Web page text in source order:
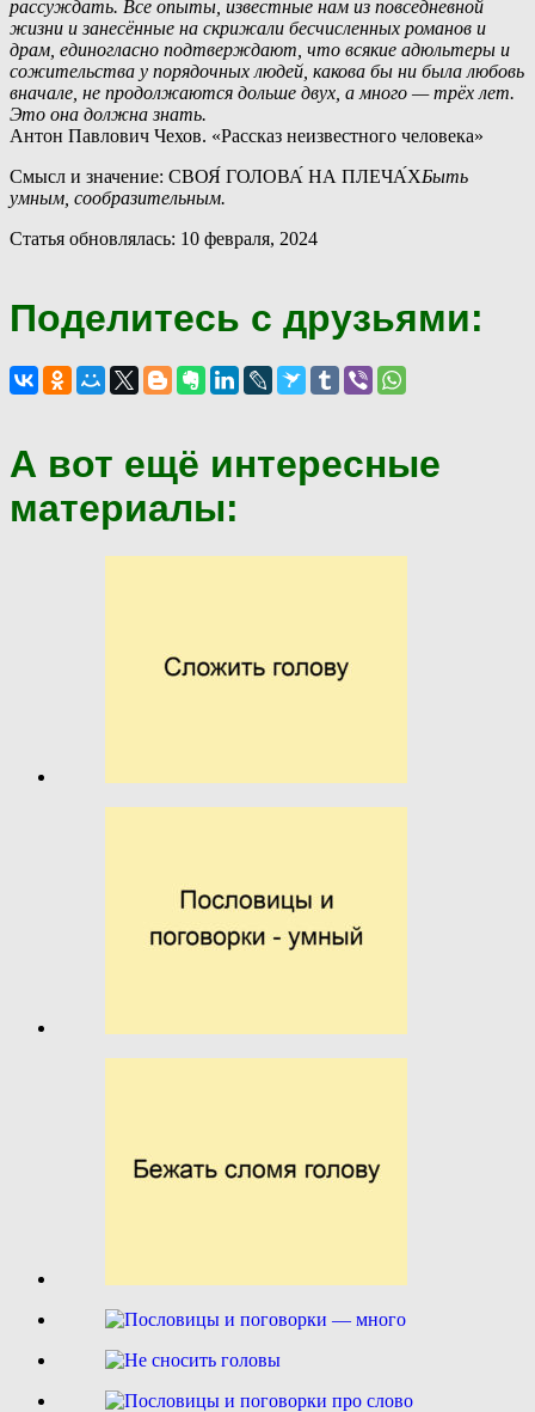
рассуждать. Все опыты, известные нам из повседневной
жизни и занесённые на скрижали бесчисленных романов и
драм, единогласно подтверждают, что всякие адюльтеры и
сожительства у порядочных людей, какова бы ни была любовь
вначале, не продолжаются дольше двух, а много — трёх лет.
Это она должна знать.
Антон Павлович Чехов. «Рассказ неизвестного человека»
Смысл и значение: СВОЯ́ ГОЛОВА́ НА ПЛЕЧА́ХБыть
умным, сообразительным.
Статья обновлялась: 10 февраля, 2024
Поделитесь с друзьями:
А вот ещё интересные
материалы: